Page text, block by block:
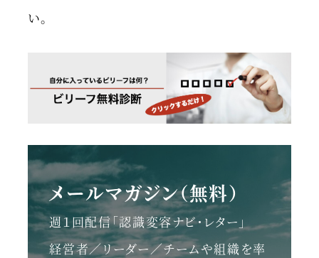
い。
メールマガジン（無料）
週１回配信「認識変容ナビ・レター」
経営者／リーダー／チームや組織を率